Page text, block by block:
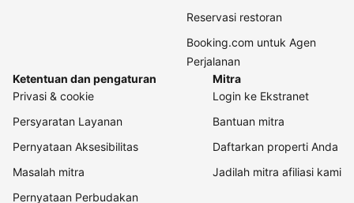
Reservasi restoran
Booking.com untuk Agen
Perjalanan
Ketentuan dan pengaturan
Privasi & cookie
Persyaratan Layanan
Pernyataan Aksesibilitas
Masalah mitra
Pernyataan Perbudakan
Mitra
Login ke Ekstranet
Bantuan mitra
Daftarkan properti Anda
Jadilah mitra afiliasi kami